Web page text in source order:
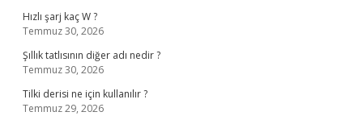
Hızlı şarj kaç W ?
Temmuz 30, 2026
Şıllık tatlısının diğer adı nedir ?
Temmuz 30, 2026
Tilki derisi ne için kullanılır ?
Temmuz 29, 2026